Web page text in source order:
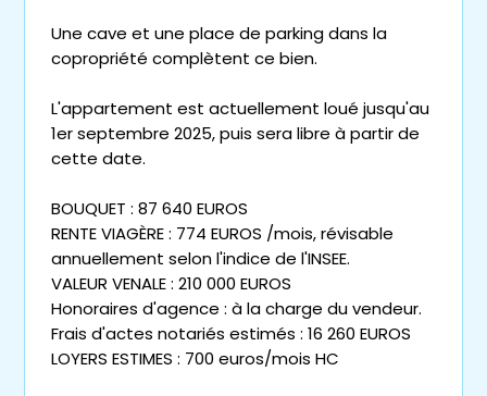
Une cave et une place de parking dans la
copropriété complètent ce bien.
L'appartement est actuellement loué jusqu'au
1er septembre 2025, puis sera libre à partir de
cette date.
BOUQUET : 87 640 EUROS
RENTE VIAGÈRE : 774 EUROS /mois, révisable
annuellement selon l'indice de l'INSEE.
VALEUR VENALE : 210 000 EUROS
Honoraires d'agence : à la charge du vendeur.
Frais d'actes notariés estimés : 16 260 EUROS
LOYERS ESTIMES : 700 euros/mois HC